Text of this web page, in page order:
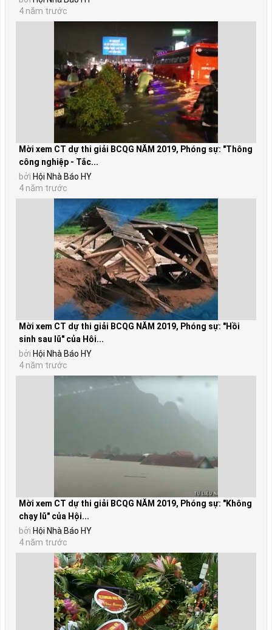
4 năm trước
Mời xem CT dự thi giải BCQG NĂM 2019, Phóng sự: "Thông
công nghiệp - Tắc...
bởi Hội Nhà Báo HY
4 năm trước
Mời xem CT dự thi giải BCQG NĂM 2019, Phóng sự: "Hồi
sinh sau lũ" của Hôi...
bởi Hội Nhà Báo HY
4 năm trước
Mời xem CT dự thi giải BCQG NĂM 2019, Phóng sự: "Không
chạy lũ" của Hội...
bởi Hội Nhà Báo HY
4 năm trước